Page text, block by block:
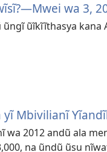
wa 3,
ũngĩ ũĩkĩĩthasya kana
yĩ Mbivilianĩ
wa 2012 andũ ala
na ũndũ ũsu